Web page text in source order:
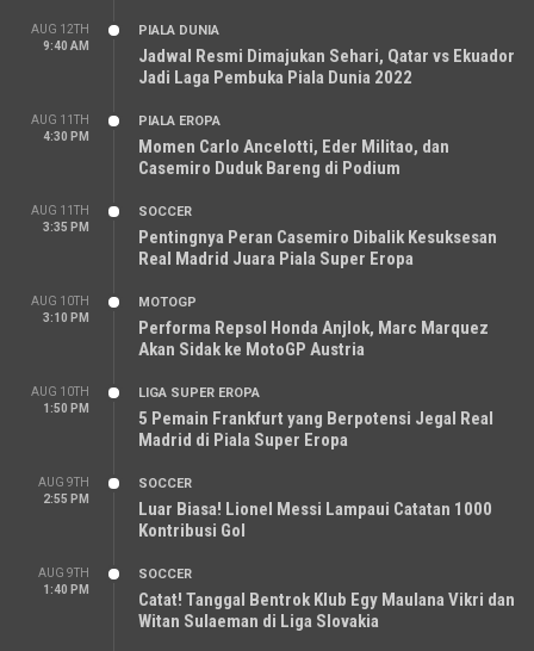
AUG 12TH
9:40 AM
PIALA DUNIA
Jadwal Resmi Dimajukan Sehari, Qatar vs Ekuador
Jadi Laga Pembuka Piala Dunia 2022
AUG 11TH
4:30 PM
PIALA EROPA
Momen Carlo Ancelotti, Eder Militao, dan
Casemiro Duduk Bareng di Podium
AUG 11TH
3:35 PM
SOCCER
Pentingnya Peran Casemiro Dibalik Kesuksesan
Real Madrid Juara Piala Super Eropa
AUG 10TH
3:10 PM
MOTOGP
Performa Repsol Honda Anjlok, Marc Marquez
Akan Sidak ke MotoGP Austria
AUG 10TH
1:50 PM
LIGA SUPER EROPA
5 Pemain Frankfurt yang Berpotensi Jegal Real
Madrid di Piala Super Eropa
AUG 9TH
2:55 PM
SOCCER
Luar Biasa! Lionel Messi Lampaui Catatan 1000
Kontribusi Gol
AUG 9TH
1:40 PM
SOCCER
Catat! Tanggal Bentrok Klub Egy Maulana Vikri dan
Witan Sulaeman di Liga Slovakia